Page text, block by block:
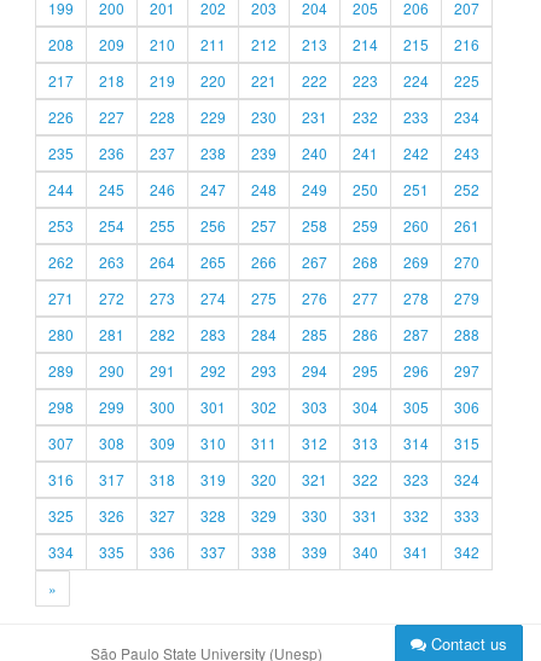
199
200 201 202 203 204 205 206
207
208
209 210 211 212 213 214 215
216
217
218 219 220 221 222 223 224
225
226
227 228 229 230 231 232 233
234
235
236 237 238 239 240 241 242
243
244
245 246 247 248 249 250 251
252
253
254 255 256 257 258 259 260
261
262
263 264 265 266 267 268 269
270
271
272 273 274 275 276 277 278
279
280
281 282 283 284 285 286 287
288
289
290 291 292 293 294 295 296
297
298
299 300 301 302 303 304 305
306
307
308 309 310 311 312 313 314
315
316
317 318 319 320 321 322 323
324
325
326 327 328 329 330 331 332
333
334
335 336 337 338 339 340 341
342
»
São Paulo State University (Unesp) Contact us